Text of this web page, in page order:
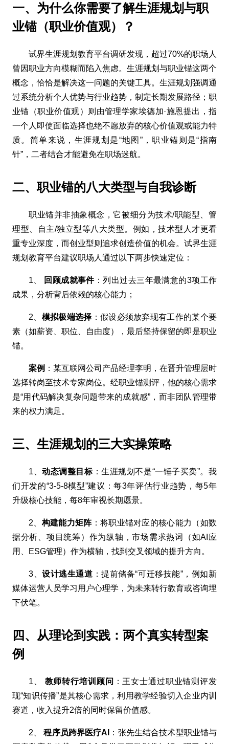
一、为什么你需要了解生涯规划与职
业锚（职业价值观）？
试界生涯规划教育平台调研发现，超过70%的职场人
曾因职业方向模糊而陷入焦虑。生涯规划与职业锚这两个
概念，恰恰是解决这一问题的关键工具。生涯规划强调通
过系统分析个人优势与行业趋势，制定长期发展路径；职
业锚（职业价值观）则由管理学家埃德加·施恩提出，指
一个人即使面临选择也绝不愿放弃的核心价值观或能力特
质。简单来说，生涯规划是“地图”，职业锚则是“指南
针”，二者结合才能避免在职场迷航。
二、职业锚的八大类型与自我诊断
职业锚并非抽象概念，它被细分为技术/职能型、管
理型、自主/独立型等八大类型。例如，技术型人才更看
重专业深度，而创业型则追求创造价值的机会。试界生涯
规划教育平台建议职场人通过以下两步快速定位：
1、 回顾成就事件：列出过去三年最满意的3项工作
成果，分析背后依赖的核心能力；
2、 模拟极端选择 ：假设必须放弃现有工作的某个要
素（如薪资、职位、自由度），最后坚持保留的即是职业
锚。
案例 ：某互联网公司产品经理李明，在晋升管理层时
选择转岗至技术专家岗位。经职业锚测评，他的核心需求
是“用代码解决复杂问题带来的成就感”，而非团队管理带
来的权力满足。
三、生涯规划的三大实操策略
1、动态调整目标：生涯规划不是“一锤子买卖”。我
们开发的“3-5-8模型”建议：每3年评估行业趋势，每5年
升级核心技能，每8年审视长期愿景。
2、构建能力矩阵：将职业锚对应的核心能力（如数
据分析、项目统筹）作为纵轴，市场需求热词（如AI应
用、ESG管理）作为横轴，找到交叉领域的提升方向。
3、设计逃生通道 ：提前储备“可迁移技能”，例如新
媒体运营人员学习用户心理学，为未来转行教育或咨询埋
下伏笔。
四、从理论到实践：两个真实转型案
例
1、 教师转行培训顾问 ：王女士通过职业锚测评发
现“知识传播”是其核心需求，利用教学经验切入企业内训
赛道，收入提升2倍的同时保留价值感。
2、程序员跨界医疗AI
：张先生结合技术型职业锚与